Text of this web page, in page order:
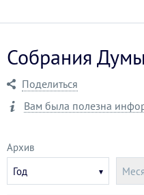
Собрания Думы
Поделиться
Вам была полезна
Архив
год
Год
месяц